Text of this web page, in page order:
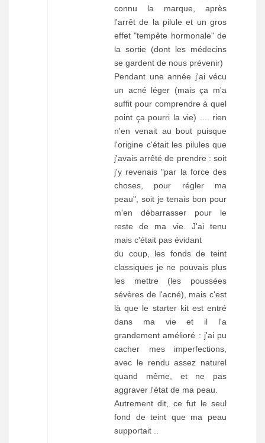
connu la marque, après
l'arrêt de la pilule et un gros
effet "tempête hormonale" de
la sortie (dont les médecins
se gardent de nous prévenir)
Pendant une année j'ai vécu
un acné léger (mais ça m'a
suffit pour comprendre à quel
point ça pourri la vie) .... rien
n'en venait au bout puisque
l'origine c'était les pilules que
j'avais arrêté de prendre : soit
j'y revenais "par la force des
choses, pour régler ma
peau", soit je tenais bon pour
m'en débarrasser pour le
reste de ma vie. J'ai tenu
mais c'était pas évidant
du coup, les fonds de teint
classiques je ne pouvais plus
les mettre (les poussées
sévères de l'acné), mais c'est
là que le starter kit est entré
dans ma vie et il l'a
grandement amélioré : j'ai pu
cacher mes imperfections,
avec le rendu assez naturel
quand même, et ne pas
aggraver l'état de ma peau.
Autrement dit, ce fut le seul
fond de teint que ma peau
supportait ..